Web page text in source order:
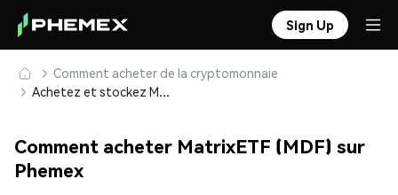
Sign Up
Comment acheter de la cryptomonnaie
Achetez et stockez MatrixETF (MDF) en toute sécurité
Comment acheter MatrixETF (MDF) sur
Phemex